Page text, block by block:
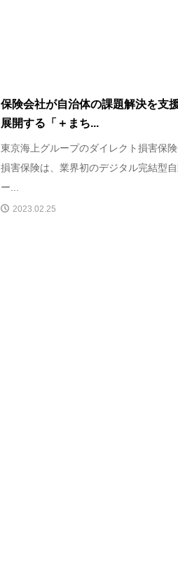
保険会社が自治体の課題解決を支
展開する「＋まち...
東京海上グループのダイレクト損害保
損害保険は、業界初のデジタル完結型
ー...
2023.02.25